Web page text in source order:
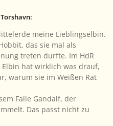
meine Lieblingselbin.
das sie mal als
treten durfte. Im HdR
hat wirklich was drauf,
warum sie im Weißen Rat
Falle Gandalf, der
Das passt nicht zu